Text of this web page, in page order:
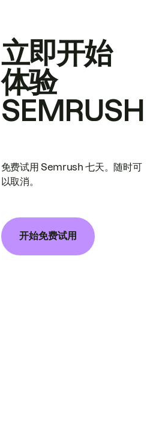
立即开始
体验
SEMRUSH
免费试用 Semrush 七天。随时可
以取消。
开始免费试用